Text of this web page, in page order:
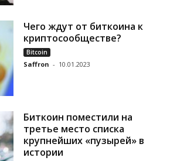
Чего ждут от биткоина к
криптосообществе?
Bitcoin
Saffron - 10.01.2023
Биткоин поместили на
третье место списка
крупнейших «пузырей» в
истории